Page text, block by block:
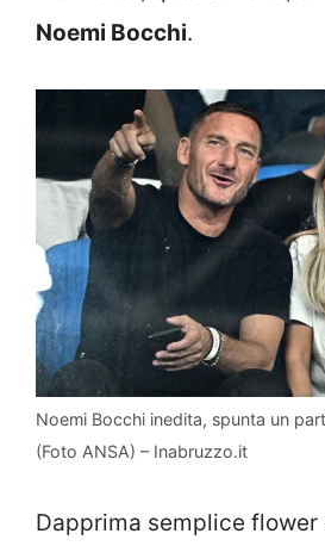
Noemi Bocchi.
Noemi Bocchi inedita, spunta un
(Foto ANSA) – Inabruzzo.it
Dapprima semplice flower